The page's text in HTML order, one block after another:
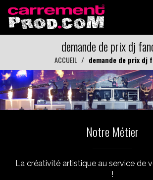
demande de prix dj
ACCUEIL demande de prix dj
Notre Métier
La créativité artistique au service de
!